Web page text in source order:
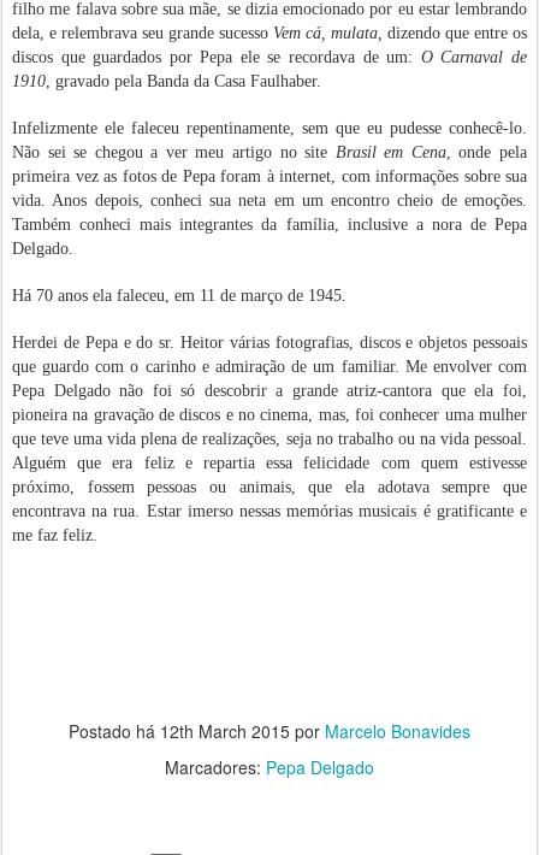
filho me falava sobre sua mãe, se dizia emocionado por eu estar lembrando
dela, e relembrava seu grande sucesso Vem cá, mulata, dizendo que entre os
discos que guardados por Pepa ele se recordava de um: O Carnaval de
1910, gravado pela Banda da Casa Faulhaber.
Infelizmente ele faleceu repentinamente, sem que eu pudesse conhecê-lo.
Não sei se chegou a ver meu artigo no site Brasil em Cena, onde pela
primeira vez as fotos de Pepa foram à internet, com informações sobre sua
vida. Anos depois, conheci sua neta em um encontro cheio de emoções.
Também conheci mais integrantes da família, inclusive a nora de Pepa
Delgado.
Há 70 anos ela faleceu, em 11 de março de 1945.
Herdei de Pepa e do sr. Heitor várias fotografias, discos e objetos pessoais
que guardo com o carinho e admiração de um familiar. Me envolver com
Pepa Delgado não foi só descobrir a grande atriz-cantora que ela foi,
pioneira na gravação de discos e no cinema, mas, foi conhecer uma mulher
que teve uma vida plena de realizações, seja no trabalho ou na vida pessoal.
Alguém que era feliz e repartia essa felicidade com quem estivesse
próximo, fossem pessoas ou animais, que ela adotava sempre que
encontrava na rua. Estar imerso nessas memórias musicais é gratificante e
me faz feliz.
Postado há 12th March 2015 por Marcelo Bonavides
Marcadores: Pepa Delgado